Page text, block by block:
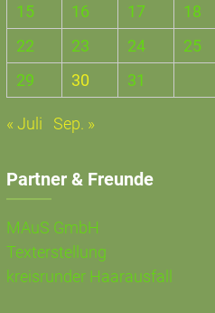
15
16 17 18
22
23 24 25
29
30 31
« Juli Sep. »
Partner & Freunde
MAuS GmbH
Texterstellung
kreisrunder Haarausfall